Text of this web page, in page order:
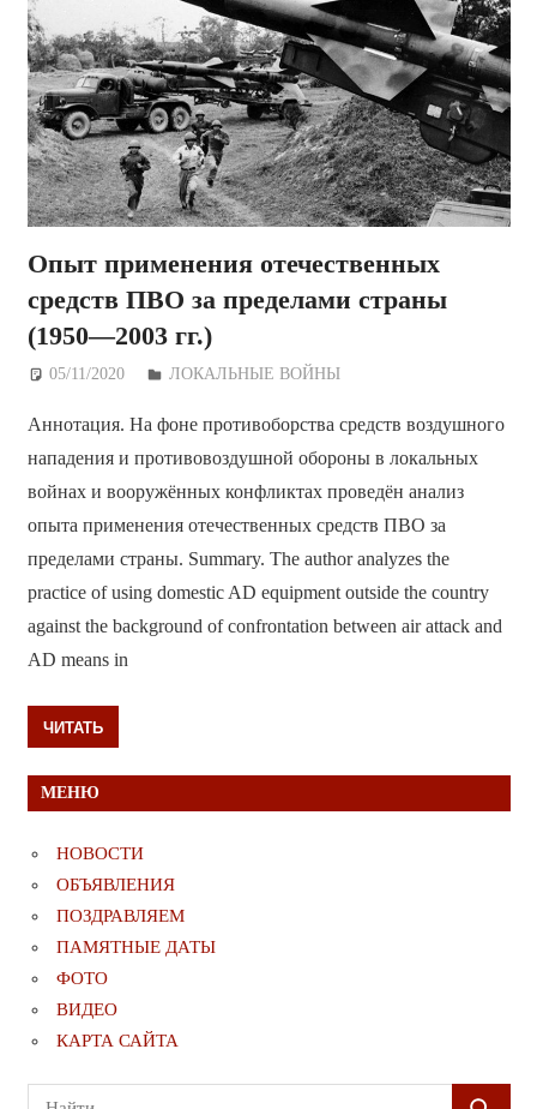
Опыт применения отечественных
средств ПВО за пределами страны
(1950—2003 гг.)
05/11/2020 Дежурный по Редакции
ЛОКАЛЬНЫЕ ВОЙНЫ
Аннотация. На фоне противоборства средств воздушного
нападения и противовоздушной обороны в локальных
войнах и вооружённых конфликтах проведён анализ
опыта применения отечественных средств ПВО за
пределами страны. Summary. The author analyzes the
practice of using domestic AD equipment outside the country
against the background of confrontation between air attack and
AD means in
ЧИТАТЬ
МЕНЮ
НОВОСТИ
ОБЪЯВЛЕНИЯ
ПОЗДРАВЛЯЕМ
ПАМЯТНЫЕ ДАТЫ
ФОТО
ВИДЕО
КАРТА САЙТА
Поиск